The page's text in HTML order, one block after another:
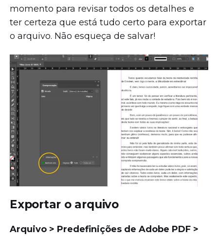
momento para revisar todos os detalhes e
ter certeza que está tudo certo para exportar
o arquivo. Não esqueça de salvar!
Exportar o arquivo
Arquivo > Predefinições de Adobe PDF >